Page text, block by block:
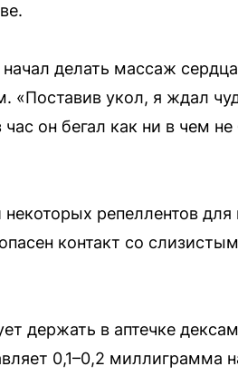
делать массаж
«Поставив укол, я ждал
он бегал как ни в чем
репеллентов для
контакт со
держать в аптечке
0,1–0,2 миллиграмма